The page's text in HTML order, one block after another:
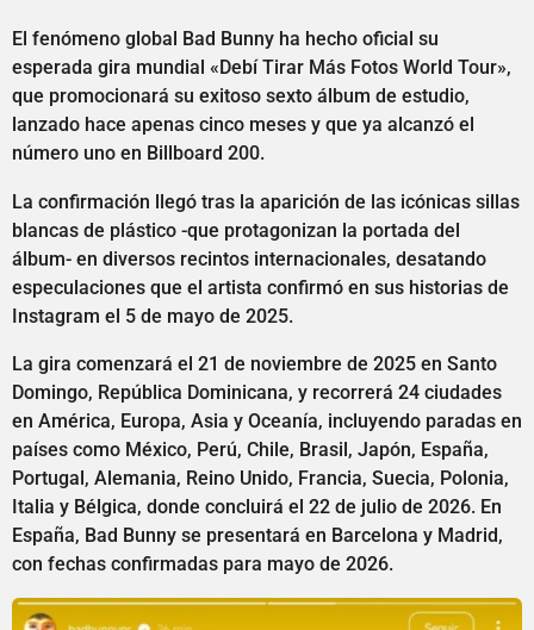
El fenómeno global Bad Bunny ha hecho oficial su
esperada gira mundial «Debí Tirar Más Fotos World Tour»,
que promocionará su exitoso sexto álbum de estudio,
lanzado hace apenas cinco meses y que ya alcanzó el
número uno en Billboard 200.
La confirmación llegó tras la aparición de las icónicas sillas
blancas de plástico -que protagonizan la portada del
álbum- en diversos recintos internacionales, desatando
especulaciones que el artista confirmó en sus historias de
Instagram el 5 de mayo de 2025.
La gira comenzará el 21 de noviembre de 2025 en Santo
Domingo, República Dominicana, y recorrerá 24 ciudades
en América, Europa, Asia y Oceanía, incluyendo paradas en
países como México, Perú, Chile, Brasil, Japón, España,
Portugal, Alemania, Reino Unido, Francia, Suecia, Polonia,
Italia y Bélgica, donde concluirá el 22 de julio de 2026. En
España, Bad Bunny se presentará en Barcelona y Madrid,
con fechas confirmadas para mayo de 2026.